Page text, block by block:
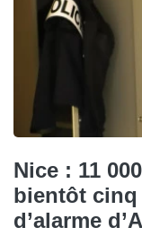
Nice : 11
bientôt cinq
d’alarme